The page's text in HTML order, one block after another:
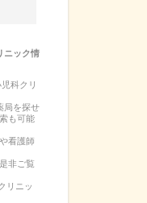
ニック情
科クリ
局を探せ
も可能
看護師
非ご覧
リニッ